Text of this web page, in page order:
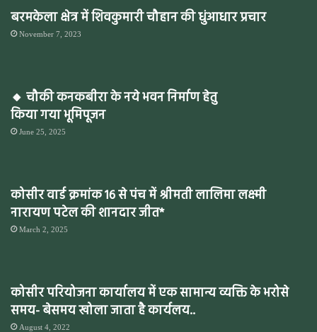
बरमकेला क्षेत्र में शिवकुमारी चौहान की धुंआधार प्रचार
November 7, 2023
🔸 चौकी कनकबीरा के नये भवन निर्माण हेतु
किया गया भूमिपूजन
June 25, 2025
कोसीर वार्ड क्रमांक 16 से पंच में श्रीमती लालिमा लक्ष्मी
नारायण पटेल की शानदार जीत*
March 2, 2025
कोसीर परियोजना कार्यालय में एक सामान्य व्यक्ति के भरोसे
समय- बेसमय खोला जाता है कार्यलय..
August 4, 2022